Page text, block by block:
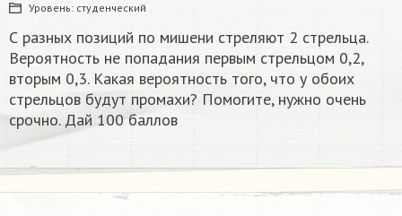
Уровень: студенческий
С разных позиций по мишени стреляют 2 стрельца.
Вероятность не попадания первым стрельцом 0,2,
вторым 0,3. Какая вероятность того, что у обоих
стрельцов будут промахи? Помогите, нужно очень
срочно. Дай 100 баллов ​